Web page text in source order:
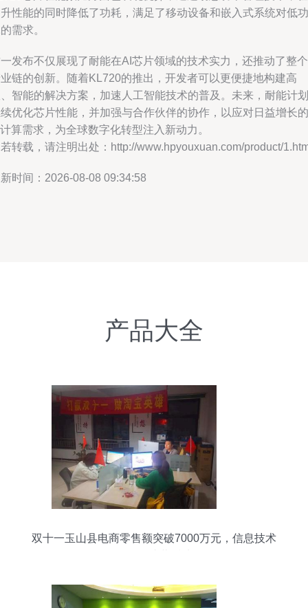
性能的同时降低了功耗，满足了移动设备和嵌入式系统对低功
需求。
发布不仅展现了耐能在AI芯片领域的技术实力，还推动了整个
链的创新。随着KL720的推出，开发者可以更便捷地构建高
智能的解决方案，加速人工智能技术的普及。未来，耐能计划
优化芯片性能，并加强与合作伙伴的协作，以应对日益增长的
算需求，为全球数字化转型注入新动力。
转载，请注明出处：http://www.hpyouxuan.com/product/
时间：2026-08-08 09:34:58
产品大全
双十一玉山县电商零售额突破7000万元，信息技术